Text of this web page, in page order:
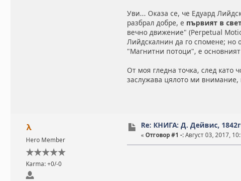
Уви... Оказа се, че Едуард
разбрал добре, е първият в
вечно движение" (Perpetual
Лийдскалнин да го спомене; но
"Магнитни потоци", е
От моя гледна точка, след като
заслужава цялото ми
λ
Hero Member
Karma: +0/-0
Re: КНИГА: Д. Дейвис,
«Отговор #1 -: Август 03, 2017,